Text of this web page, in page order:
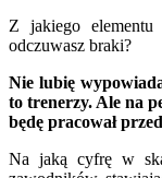
Z jakiego
odczuwasz braki?
Nie lubię
to trenerzy. Ale na
będę pracował
Na jaką cyfrę w